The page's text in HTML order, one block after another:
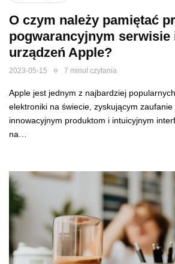
O czym należy pamiętać
pogwarancyjnym serwisie
urządzeń Apple?
2023-05-15 7 minut czytania
Apple jest jednym z najbardziej
elektroniki na świecie, zyskującym
innowacyjnym produktom i intuicyjnym
na…